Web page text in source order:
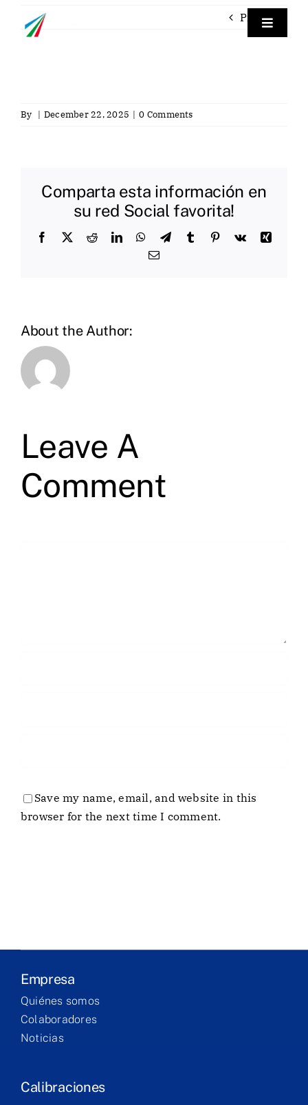
Toggle
Previous
By | December 22, 2025 | 0 Comments
Comparta esta información en
su red Social favorita!
Facebook
X RedditLinkedInWhatsApp
TelegramTumblr Pinterest
Vk
Xing
Email
About the Author:
Leave A
Comment
Save my name, email, and website in this
browser for the next time I comment.
Empresa
Quiénes somos
Colaboradores
Noticias
Calibraciones